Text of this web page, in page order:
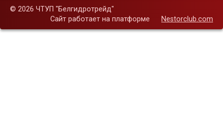
© 2026 ЧТУП "Белгидротрейд"
Сайт работает на платформе
Nestorclub.com